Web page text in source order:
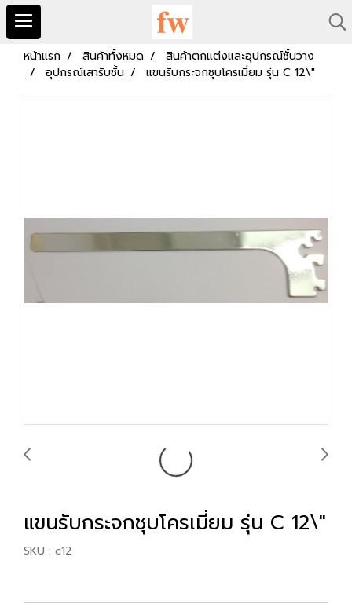
หน้าแรก สินค้าทั้งหมด
สินค้าตกแต่งและอุปกรณ์ชั้นวาง
อุปกรณ์เสารับชั้น
แขนรับกระจกชุบโครเมี่ยม รุ่น C 12\"
แขนรับกระจกชุบโครเมี่ยม รุ่น C 12\"
SKU : c12